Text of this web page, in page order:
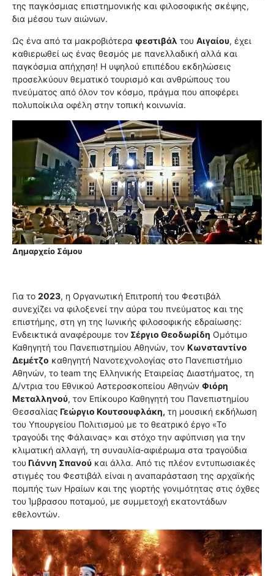
της παγκόσμιας επιστημονικής και φιλοσοφικής σκέψης,
δια μέσου των αιώνων.
Ως ένα από τα μακροβιότερα φεστιβάλ του Αιγαίου, έχει
καθιερωθεί ως ένας θεσμός με πανελλαδική αλλά και
παγκόσμια απήχηση! Η υψηλού επιπέδου εκδηλώσεις
προσελκύουν θεματικό τουρισμό και ανθρώπους του
πνεύματος από όλον τον κόσμο, πράγμα που αποφέρει
πολυποίκιλα οφέλη στην τοπική κοινωνία.
Δημαρχείο Σάμου
Για το 2023, η Οργανωτική Επιτροπή του Φεστιβάλ
συνεχίζει να φιλοξενεί την αύρα του πνεύματος και της
επιστήμης, στη γη της Ιωνικής φιλοσοφικής εδραίωσης:
Ενδεικτικά αναφέρουμε τον Σέργιο Θεοδωρίδη Ομότιμο
Καθηγητή του Πανεπιστημίου Αθηνών, τον Κωνσταντίνο
Δεμέτζο καθηγητή Νανοτεχνολογίας στο Πανεπιστήμιο
Αθηνών, το team της Ελληνικής Εταιρείας Διαστήματος, τη
Δ/ντρια του Εθνικού Αστεροσκοπείου Αθηνών Φιόρη
Μεταλληνού, τον Επίκουρο Καθηγητή του Πανεπιστημίου
Θεσσαλίας Γεώργιο Κουτσουφλάκη, τη μουσική εκδήλωση
του Υπουργείου Πολιτισμού με το θεατρικό έργο «Το
τραγούδι της Φάλαινας» και στόχο την αφύπνιση για την
κλιματική αλλαγή, τη συναυλία-αφιέρωμα στα τραγούδια
του Γιάννη Σπανού και άλλα. Από τις πλέον εντυπωσιακές
στιγμές του Φεστιβάλ είναι η αναπαράσταση της αρχαϊκής
πομπής των Ηραίων και της γιορτής γονιμότητας στις όχθες
του Ίμβρασου ποταμού, με συμμετοχή εκατοντάδων
εθελοντών.